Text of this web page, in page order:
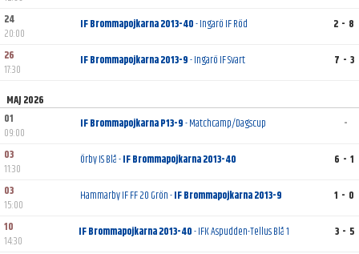
24
20:00
IF Brommapojkarna 2013-40- Ingarö IF Röd
2 - 8
26
17:30
IF Brommapojkarna 2013-9- Ingarö IF Svart 7 - 3
MAJ 2026
01
09:00
IF Brommapojkarna P13-9- Matchcamp/Dagscup
-
03
11:30
Örby IS Blå -IF Brommapojkarna 2013-40
6 - 1
03
15:00
Hammarby IF FF 20 Grön -IF Brommapojkarna 2013-9
1 - 0
10
14:30
IF Brommapojkarna 2013-40- IFK Aspudden-Tellus Blå 1
3 - 5